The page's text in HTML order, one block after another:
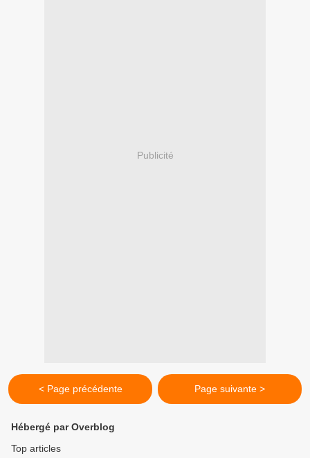
Publicité
< Page précédente Page suivante >
Hébergé par Overblog
Top articles